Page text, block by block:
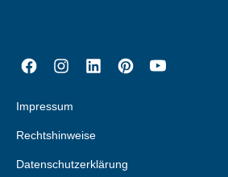
Impressum
Rechtshinweise
Datenschutzerklärung